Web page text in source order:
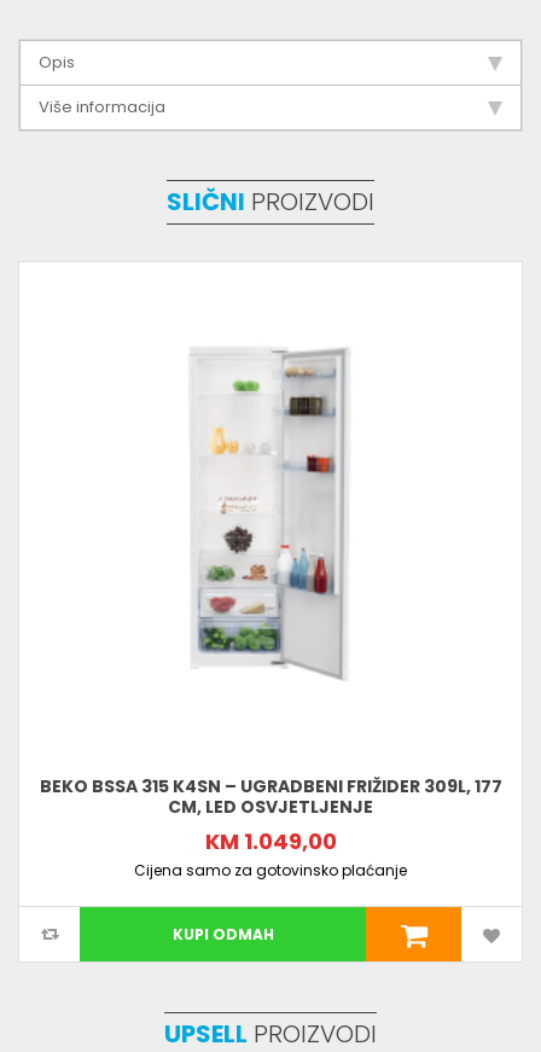
Opis
Više informacija
SLIČNI PROIZVODI
BEKO BSSA 315 K4SN – UGRADBENI FRIŽIDER 309L, 177
CM, LED OSVJETLJENJE
KM 1.049,00
Cijena samo za gotovinsko plaćanje
KUPI ODMAH
UPSELL PROIZVODI